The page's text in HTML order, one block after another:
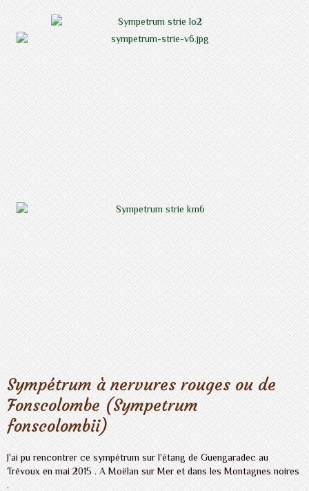
Sympétrum à nervures rouges ou de
Fonscolombe (Sympetrum
fonscolombii)
J'ai pu rencontrer ce sympétrum sur l'étang de Guengaradec au
Trévoux en mai 2015 . A Moëlan sur Mer et dans les Montagnes noires
.